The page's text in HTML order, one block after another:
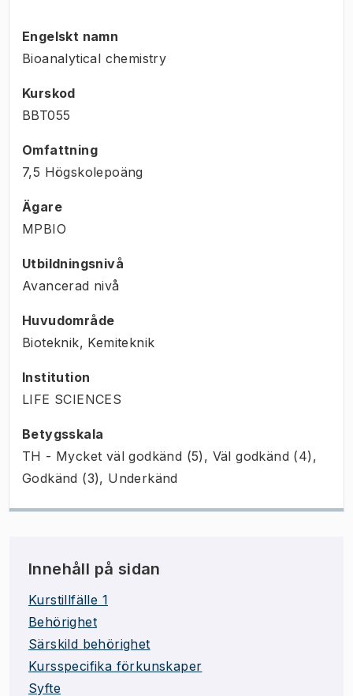
Engelskt namn
Bioanalytical chemistry
Kurskod
BBT055
Omfattning
7,5 Högskolepoäng
Ägare
MPBIO
Utbildningsnivå
Avancerad nivå
Huvudområde
Bioteknik, Kemiteknik
Institution
LIFE SCIENCES
Betygsskala
TH - Mycket väl godkänd (5), Väl godkänd (4),
Godkänd (3), Underkänd
Innehåll på sidan
Kurstillfälle 1
Behörighet
Särskild behörighet
Kursspecifika förkunskaper
Syfte